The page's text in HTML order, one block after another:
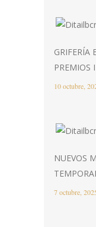
GRIFERÍA
PREMIOS
10 octubre,
NUEVOS
7 octubre,